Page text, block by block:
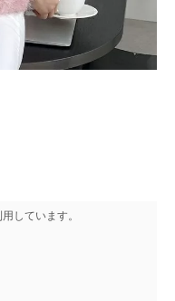
しています。